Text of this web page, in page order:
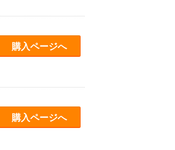
購入ページへ
購入ページへ